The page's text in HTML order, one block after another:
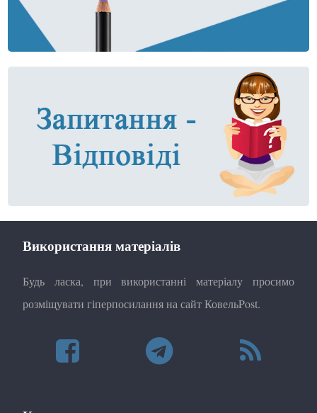
Використання матеріалів
Будь ласка, при використанні матеріалу просимо
розміщувати гіперпосилання на сайт КовельPost.